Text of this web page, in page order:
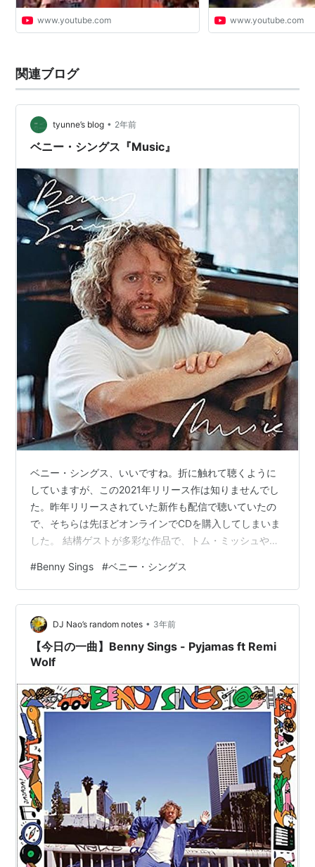
www.youtube.com www.youtube.com
関連ブログ
tyunne’s blog • 2年前
ベニー・シングス『Music』
ベニー・シングス、いいですね。折に触れて聴くように
していますが、この2021年リリース作は知りませんでし
た。昨年リリースされていた新作も配信で聴いていたの
で、そちらは先ほどオンラインでCDを購入してしまいま
した。 結構ゲストが多彩な作品で、トム・ミッシュやマ
のギターソロはまるで10ccのようです。 こうした淡々と
リリースされているポップ音楽は顧みられることなく消
えていってしまう可能性があって、音楽の儚さを感じて
しまいます。とはいえ、CDメディアの終焉が囁かれる現
状がゆっくりと回復に向かう兆しは感じていて、アナロ
グ、CD、配信といったメディアを使…
#Benny Sings #ベニー・シングス
DJ Nao’s random notes • 3年前
【今日の一曲】Benny Sings - Pyjamas ft Remi
Wolf